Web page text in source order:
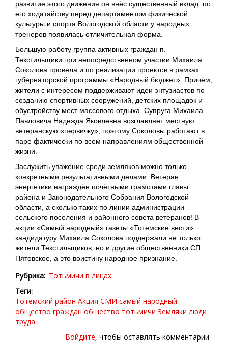
развитие этого движения он внёс существенный вклад: по
его ходатайству перед департаментом физической
культуры и спорта Вологодской области у народных
тренеров появилась отличительная форма.
Большую работу группа активных граждан п.
Текстильщики при непосредственном участии Михаила
Соколова провела и по реализации проектов в рамках
губернаторской программы «Народный бюджет». Причём,
жители с интересом поддерживают идеи энтузиастов по
созданию спортивных сооружений, детских площадок и
обустройству мест массового отдыха. Супруга Михаила
Павловича Надежда Яковлевна возглавляет местную
ветеранскую «первичку», поэтому Соколовы работают в
паре фактически по всем направлениям общественной
жизни.
Заслужить уважение среди земляков можно только
конкретными результативными делами. Ветеран
энергетики награждён почётными грамотами главы
района и Законодательного Собрания Вологодской
области, а сколько таких по линии администрации
сельского поселения и районного совета ветеранов! В
акции «Самый народный» газеты «Тотемские вести»
кандидатуру Михаила Соколова поддержали не только
жители Текстильщиков, но и другие общественники СП
Пятовское, а это воистину народное признание.
Рубрика Тотьмичи в лицах
Теги
Тотемский район Акция СМИ самый народный
общество граждан общество тотьмичи Земляки люди
труда
Войдите, чтобы оставлять комментарии